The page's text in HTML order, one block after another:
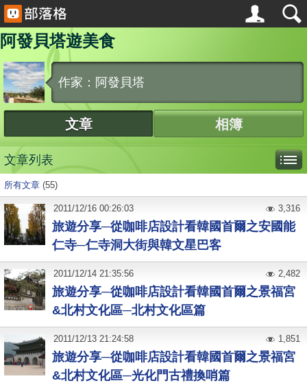
阿發貝塔遊美食
作家：阿發貝塔
文章 相簿
文章列表
所有文章 (55)
旅遊分享─從咖啡店設計看韓國首爾之安國能
仁寺─仁寺洞大街與韓文星巴客
2011/12/16 00:26:03 3,316
旅遊分享─從咖啡店設計看韓國首爾之景福宮
&北村文化區─北村文化區篇
2011/12/14 21:35:56 2,482
旅遊分享─從咖啡店設計看韓國首爾之景福宮
&北村文化區─光化門古禮換哨篇
2011/12/13 21:24:58 1,851